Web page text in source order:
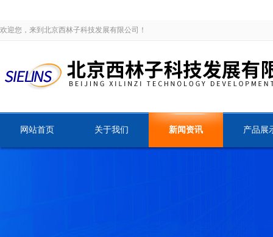
欢迎您，来到北京西林子科技发展有限公司！
网站首页 关于我们 新闻资讯 产品展